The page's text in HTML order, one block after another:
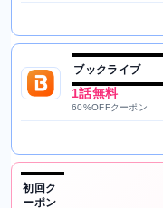
ブックライブ
1話無料
60%OFFクーポン
初回ク
ーポン